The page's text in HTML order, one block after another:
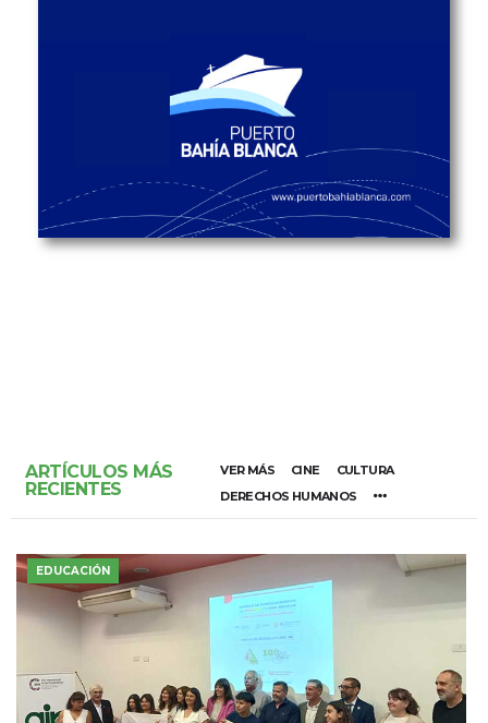
ARTÍCULOS MÁS
RECIENTES
VER MÁS CINE
CULTURA
DERECHOS HUMANOS
EDUCACIÓN